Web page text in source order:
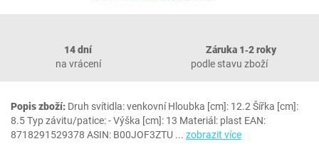
14 dní
na vrácení
Záruka 1‐2 roky
podle stavu zboží
Popis zboží: Druh svítidla: venkovní Hloubka [cm]: 12.2 Šířka [cm]:
8.5 Typ závitu/patice: - Výška [cm]: 13 Materiál: plast EAN:
8718291529378 ASIN: B00JOF3ZTU ... zobrazit více